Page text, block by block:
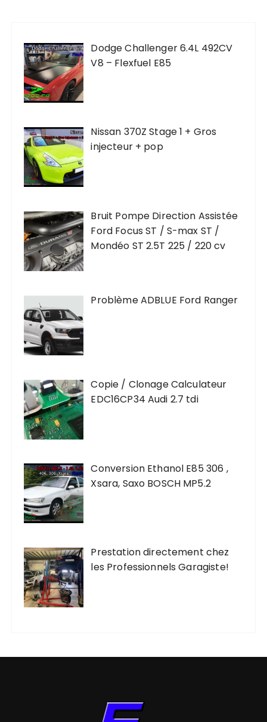
Dodge Challenger 6.4L 492CV
V8 – Flexfuel E85
Nissan 370Z Stage 1 + Gros
injecteur + pop
Bruit Pompe Direction Assistée
Ford Focus ST / S-max ST /
Mondéo ST 2.5T 225 / 220 cv
Problème ADBLUE Ford Ranger
Copie / Clonage Calculateur
EDC16CP34 Audi 2.7 tdi
Conversion Ethanol E85 306 ,
Xsara, Saxo BOSCH MP5.2
Prestation directement chez
les Professionnels Garagiste!